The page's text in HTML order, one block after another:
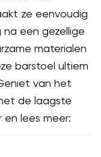
ze eenvoudig
een gezellige
materialen
barstoel ultiem
van het
de laagste
en lees meer: